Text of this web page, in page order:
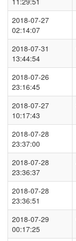
2018-07-27
02:14:07
2018-07-31
13:44:54
2018-07-26
23:16:45
2018-07-27
10:17:43
2018-07-28
23:37:00
2018-07-28
23:36:37
2018-07-28
23:36:51
2018-07-29
00:17:25